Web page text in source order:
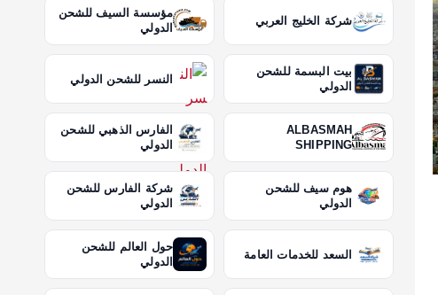
شركة الخليج العربي
مؤسسة السيف للشحن
الدولي
بيت البسمة للشحن
الدولي
النسر للشحن الدولي
ALBASMAH
SHIPPING
الفارس الذهبي للشحن
الدولي
هوم سيف للشحن
الدولي
شركة الفارس للشحن
الدولي
السعد للخدمات العامة
حول العالم للشحن
الدولي